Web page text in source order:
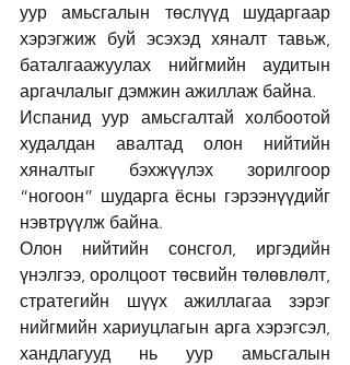
уур амьсгалын төслүүд шударгаар
хэрэгжиж буй эсэхэд хяналт тавьж,
баталгаажуулах нийгмийн аудитын
аргачлалыг дэмжин ажиллаж байна.
Испанид уур амьсгалтай холбоотой
худалдан авалтад олон нийтийн
хяналтыг бэхжүүлэх зорилгоор
“ногоон” шударга ёсны гэрээнүүдийг
нэвтрүүлж байна.
Олон нийтийн сонсгол, иргэдийн
үнэлгээ, оролцоот төсвийн төлөвлөлт,
стратегийн шүүх ажиллагаа зэрэг
нийгмийн хариуцлагын арга хэрэгсэл,
хандлагууд нь уур амьсгалын